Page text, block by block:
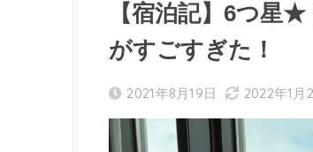
【宿泊記】6つ星
がすごすぎた！
2021年8月19日 2022年1月